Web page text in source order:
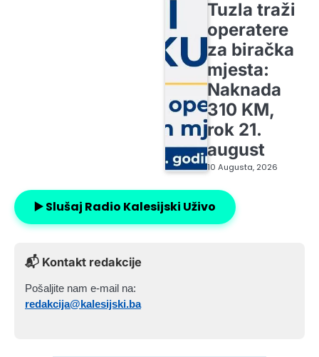
Tuzla traži
operatere
za biračka
mjesta:
Naknada
310 KM,
rok 21.
august
10 Augusta, 2026
▶️ Slušaj Radio Kalesijski Uživo
📬 Kontakt redakcije
Pošaljite nam e-mail na:
redakcija@kalesijski.ba